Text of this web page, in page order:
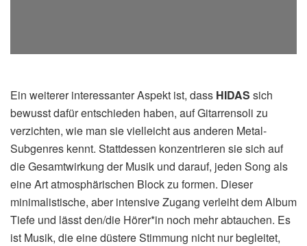
Ein weiterer interessanter Aspekt ist, dass HIDAS sich
bewusst dafür entschieden haben, auf Gitarrensoli zu
verzichten, wie man sie vielleicht aus anderen Metal-
Subgenres kennt. Stattdessen konzentrieren sie sich auf
die Gesamtwirkung der Musik und darauf, jeden Song als
eine Art atmosphärischen Block zu formen. Dieser
minimalistische, aber intensive Zugang verleiht dem Album
Tiefe und lässt den/die Hörer*in noch mehr abtauchen. Es
ist Musik, die eine düstere Stimmung nicht nur begleitet,